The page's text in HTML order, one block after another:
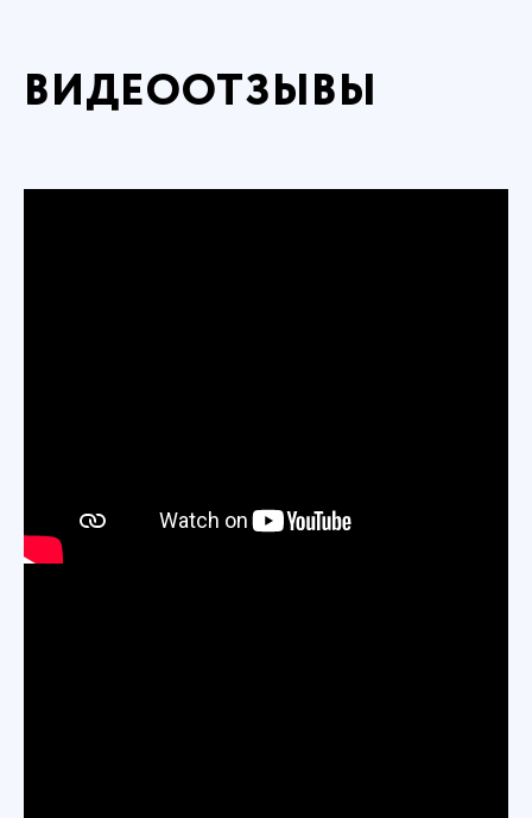
ВИДЕООТЗЫВЫ